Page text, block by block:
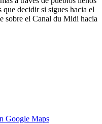
que decidir si sigues hacia el
sobre el Canal du Midi hacia
Google Maps